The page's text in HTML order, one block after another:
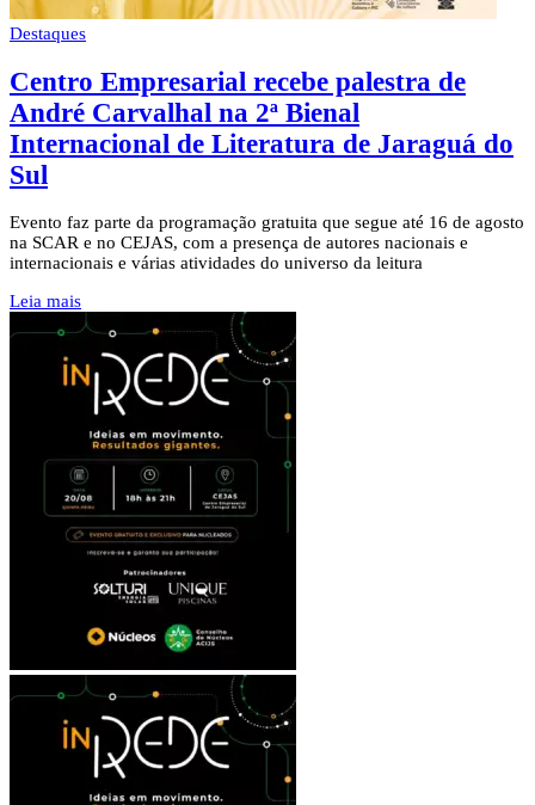
Destaques
Centro Empresarial recebe palestra de
André Carvalhal na 2ª Bienal
Internacional de Literatura de Jaraguá do
Sul
Evento faz parte da programação gratuita que segue até 16 de agosto
na SCAR e no CEJAS, com a presença de autores nacionais e
internacionais e várias atividades do universo da leitura
Leia mais